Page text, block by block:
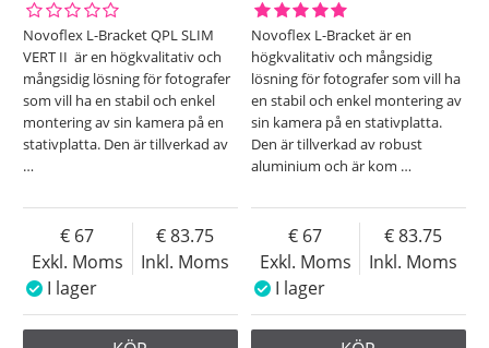
Novoflex L-Bracket QPL SLIM
VERT II är en högkvalitativ och
mångsidig lösning för fotografer
som vill ha en stabil och enkel
montering av sin kamera på en
stativplatta. Den är tillverkad av
…
Exkl. Moms
67
Inkl. Moms
83.75
I lager
Novoflex L-Bracket är en
högkvalitativ och mångsidig
lösning för fotografer som vill ha
en stabil och enkel montering av
sin kamera på en stativplatta.
Den är tillverkad av robust
aluminium och är kom …
Exkl. Moms
67
Inkl. Moms
83.75
I lager